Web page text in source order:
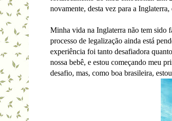
novamente, desta vez para a
Minha vida na Inglaterra não tem sido
processo de legalização ainda está
experiência foi tanto desafiadora
nossa bebê, e estou começando meu
desafio, mas, como boa brasileira,